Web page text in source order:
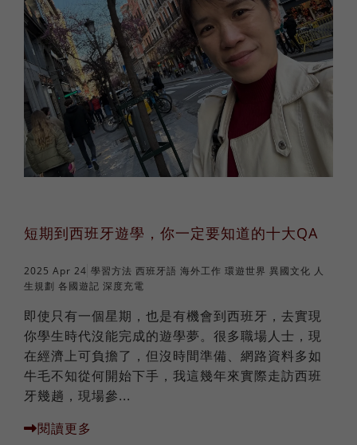
外國人學中文
俄語
短期到西班牙遊學，你一定要知道的十大QA
2025 Apr 24 學習方法 西班牙語 海外工作 環遊世界 異國文化 人
生規劃 各國遊記 深度充電
即使只有一個星期，也是有機會到西班牙，去實現
你學生時代沒能完成的遊學夢。 ​ 很多職場人士，現
在經濟上可負擔了，但沒時間準備、網路資料多如
牛毛不知從何開始下手，我這幾年來實際走訪西班
牙幾趟，現場參...
閱讀更多